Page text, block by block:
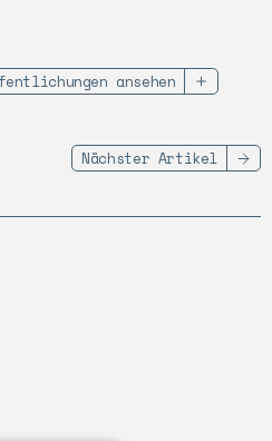
ansehen
Nächster Artikel